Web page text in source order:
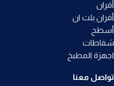
أفران
أفران بلت ان
أسطح
شفاطات
اجهزة المطبخ
تواصل معنا